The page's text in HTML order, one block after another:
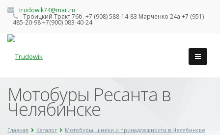
trudowik74@mail.ru
Троицкий Тракт 76б. +7 (908) 588-14-83 Марченко 24а +7 (951)
485-20-98 +7(900) 083-40-24
Мотобуры Ресанта в
Челябинске
Главная Каталог
Мотобуры, шнеки и принадлежности в Челябинске